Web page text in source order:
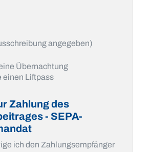
angegeben)
Übernachtung
einen Liftpass
Zahlung des
- SEPA-
ich den Zahlungsempfänger